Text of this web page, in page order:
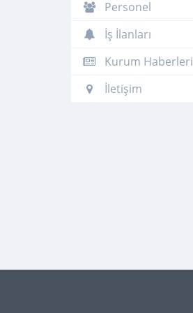
Personel
İş İlanları
Kurum Haberleri
İletişim